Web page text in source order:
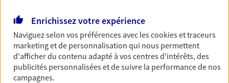
Santé
Couvrez vos dépenses de santé ainsi que celles de
votre famille avec la complémentaire santé qui
vous ressemble.
Enrichissez votre expérience
Naviguez selon vos préférences avec lescookies et traceurs
marketing et de personnalisation qui nous permettent
d'afficher du contenu adapté à vos centres d'intérêts, des
publicités personnalisées et de suivre la performance de nos
campagnes.